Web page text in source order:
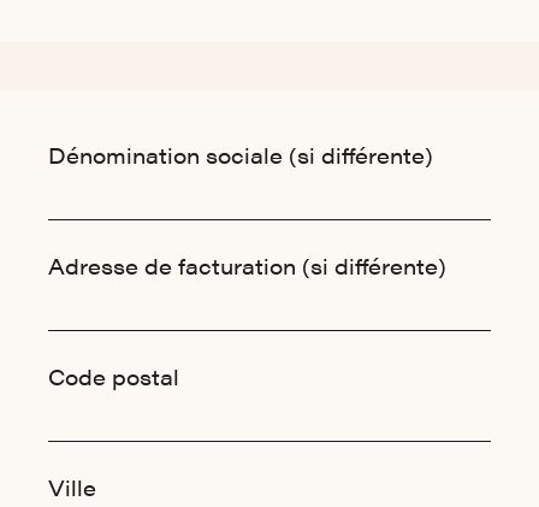
Informations de facturation
Dénomination sociale (si différente)
Adresse de facturation (si différente)
Code postal
Ville